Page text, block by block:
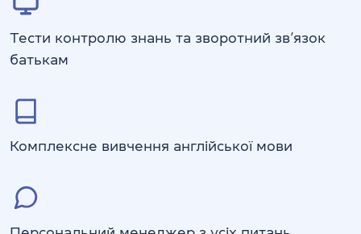
Тести контролю знань та зворотний зв’язок
батькам
Комплексне вивчення англійської мови